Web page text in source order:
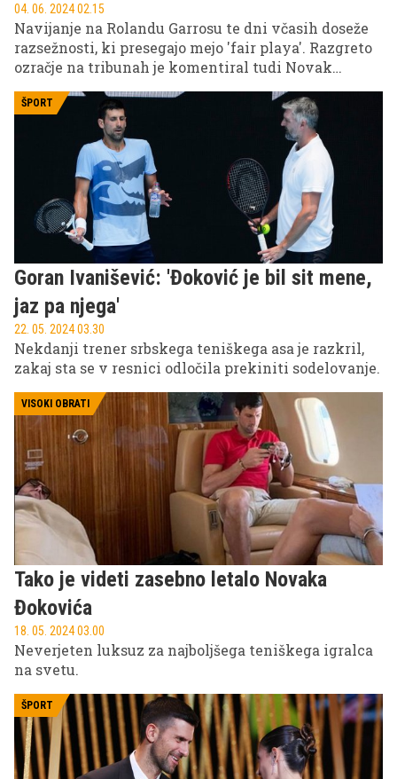
04. 06. 2024 02.15
Navijanje na Rolandu Garrosu te dni včasih doseže
razsežnosti, ki presegajo mejo 'fair playa'. Razgreto
ozračje na tribunah je komentiral tudi Novak
Đoković.
ŠPORT
Goran Ivanišević: 'Đoković je bil sit mene,
jaz pa njega'
22. 05. 2024 03.30
Nekdanji trener srbskega teniškega asa je razkril,
zakaj sta se v resnici odločila prekiniti sodelovanje.
VISOKI OBRATI
Tako je videti zasebno letalo Novaka
Đokovića
18. 05. 2024 03.00
Neverjeten luksuz za najboljšega teniškega igralca
na svetu.
ŠPORT